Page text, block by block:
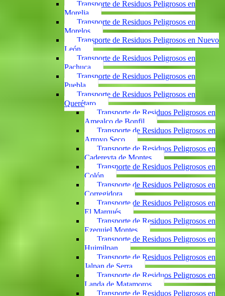
Transporte de Residuos Peligrosos en
Morelia
Transporte de Residuos Peligrosos en
Morelos
Transporte de Residuos Peligrosos en Nuevo
León
Transporte de Residuos Peligrosos en
Pachuca
Transporte de Residuos Peligrosos en
Puebla
Transporte de Residuos Peligrosos en
Querétaro
Transporte de Residuos Peligrosos en
Amealco de Bonfil
Transporte de Residuos Peligrosos en
Arroyo Seco
Transporte de Residuos Peligrosos en
Cadereyta de Montes
Transporte de Residuos Peligrosos en
Colón
Transporte de Residuos Peligrosos en
Corregidora
Transporte de Residuos Peligrosos en
El Marqués
Transporte de Residuos Peligrosos en
Ezequiel Montes
Transporte de Residuos Peligrosos en
Huimilpan
Transporte de Residuos Peligrosos en
Jalpan de Serra
Transporte de Residuos Peligrosos en
Landa de Matamoros
Transporte de Residuos Peligrosos en